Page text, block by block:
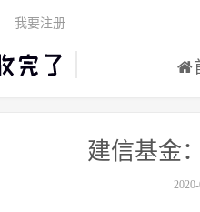
我要注册
建信基金